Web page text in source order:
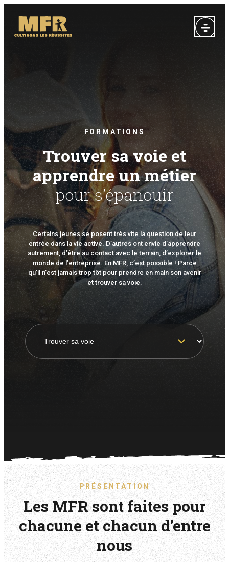
FORMATIONS
Trouver sa voie et
apprendre un métier
pour s’épanouir
Certains jeunes se posent très vite la question de leur
entrée dans la vie active. D’autres ont envie d’apprendre
autrement, d’être au contact avec le terrain, d’explorer le
monde de l’entreprise. En MFR, c’est possible ! Parce
qu’il n’est jamais trop tôt pour prendre en main son avenir
et trouver sa voie.
PRÉSENTATION
Les MFR sont faites pour
chacune et chacun d’entre
nous